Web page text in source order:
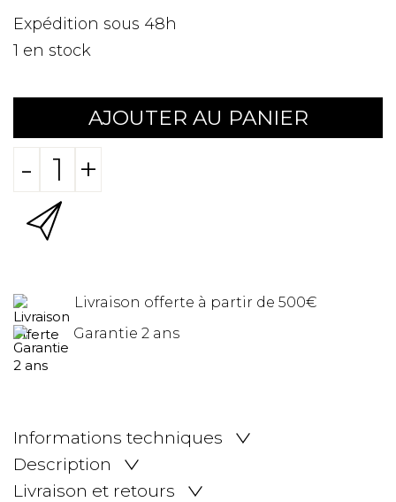
Expédition sous 48h
1 en stock
AJOUTER AU PANIER
- +
Livraison offerte à partir de 500€
Garantie 2 ans
Informations techniques
Description
Livraison et retours